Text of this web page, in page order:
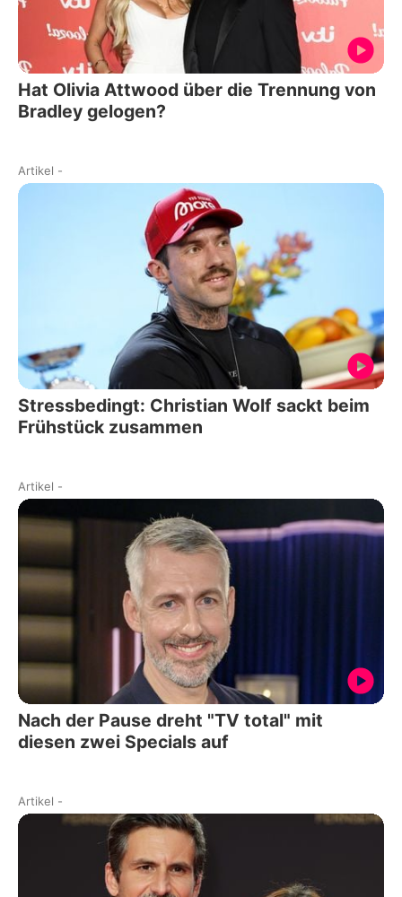
Hat Olivia Attwood über die Trennung von
Bradley gelogen?
Artikel -
Stressbedingt: Christian Wolf sackt beim
Frühstück zusammen
Artikel -
Nach der Pause dreht "TV total" mit
diesen zwei Specials auf
Artikel -